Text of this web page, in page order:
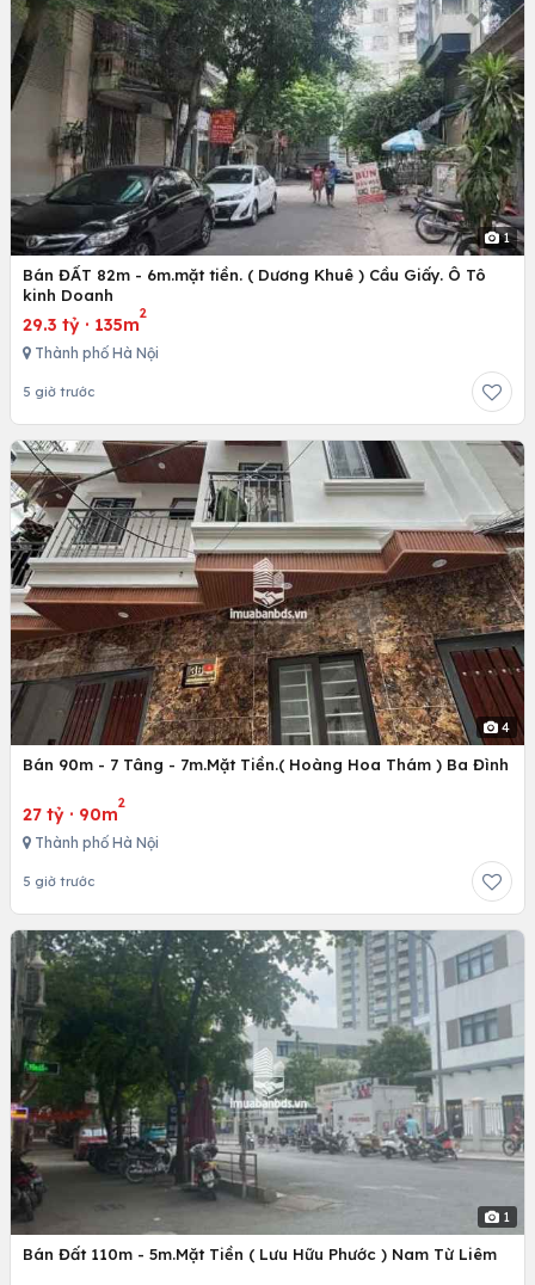
1
Bán ĐẤT 82m - 6m.mặt tiền. ( Dương Khuê ) Cầu Giấy. Ô Tô
kinh Doanh
29.3 tỷ · 135m
2
Thành phố Hà Nội
5 giờ trước
4
Bán 90m - 7 Tâng - 7m.Mặt Tiền.( Hoàng Hoa Thám ) Ba Đình
27 tỷ · 90m
2
Thành phố Hà Nội
5 giờ trước
1
Bán Đất 110m - 5m.Mặt Tiền ( Lưu Hữu Phước ) Nam Từ Liêm